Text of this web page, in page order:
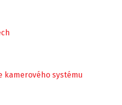
kamerového systému